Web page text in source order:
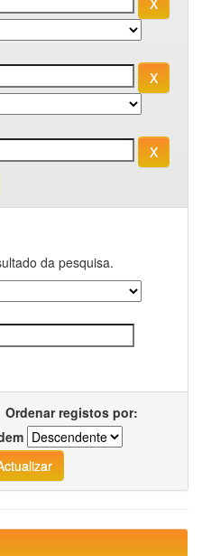
da pesquisa.
Ordenar registos por: